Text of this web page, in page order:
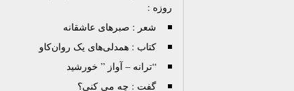
روزه :
شعر : صبرهای عاشقانه
کتاب : همدلی‌های یک روان‌کاو
“ترانه – آواز ” خورشید
گفت : چه می کنی؟